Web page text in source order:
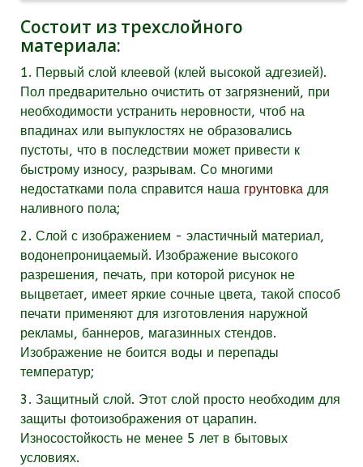
Состоит из трехслойного
материала:
1. Первый слой клеевой (клей высокой адгезией).
Пол предварительно очистить от загрязнений, при
необходимости устранить неровности, чтоб на
впадинах или выпуклостях не образовались
пустоты, что в последствии может привести к
быстрому износу, разрывам. Со многими
недостатками пола справится наша грунтовка для
наливного пола;
2. Слой с изображением - эластичный материал,
водонепроницаемый. Изображение высокого
разрешения, печать, при которой рисунок не
выцветает, имеет яркие сочные цвета, такой способ
печати применяют для изготовления наружной
рекламы, баннеров, магазинных стендов.
Изображение не боится воды и перепады
температур;
3. Защитный слой. Этот слой просто необходим для
защиты фотоизображения от царапин.
Износостойкость не менее 5 лет в бытовых
условиях.